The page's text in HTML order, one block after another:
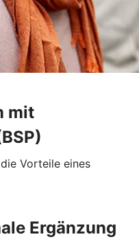
mit
Vorteile eines
Ergänzung